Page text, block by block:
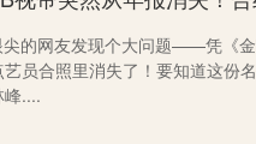
尖的网友发现个大问题——凭《
员合照里消失了！要知道这份
....